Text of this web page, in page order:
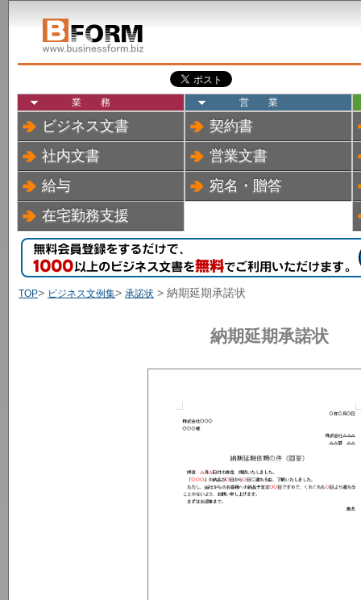
業務
ビジネス文書
社内文書
給与
在宅勤務支援
営業
契約書
営業文書
宛名・贈答
TOP> ビジネス文例集> 承諾状 > 納期延期承諾状
納期延期承諾状